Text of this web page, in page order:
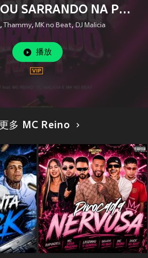
BABY EU VOU SARRANDO NA PT (Explicit)
, Thammy, MK no Beat,DJ Malicia
播放
更多 MC Reino